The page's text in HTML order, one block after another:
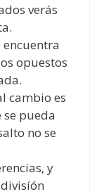
verás
opuestos
cambio es
pueda
no se
y